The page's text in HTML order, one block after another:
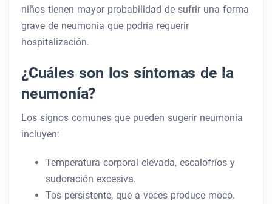
niños tienen mayor probabilidad de sufrir una forma
grave de neumonía que podría requerir
hospitalización.
¿Cuáles son los síntomas de la
neumonía?
Los signos comunes que pueden sugerir neumonía
incluyen:
Temperatura corporal elevada, escalofríos y
sudoración excesiva.
Tos persistente, que a veces produce moco.